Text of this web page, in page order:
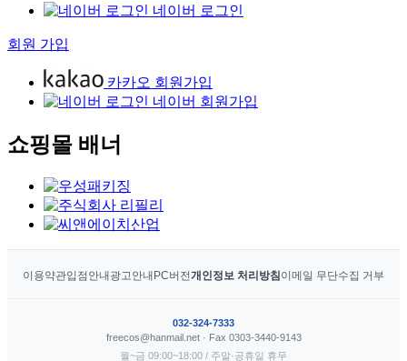
네이버 로그인
회원 가입
카카오 회원가입
네이버 회원가입
쇼핑몰 배너
이용약관입점안내광고안내PC버전개인정보 처리방침이메일 무단수집 거부
032-324-7333
freecos@hanmail.net · Fax 0303-3440-9143
월~금 09:00~18:00 / 주말·공휴일 휴무